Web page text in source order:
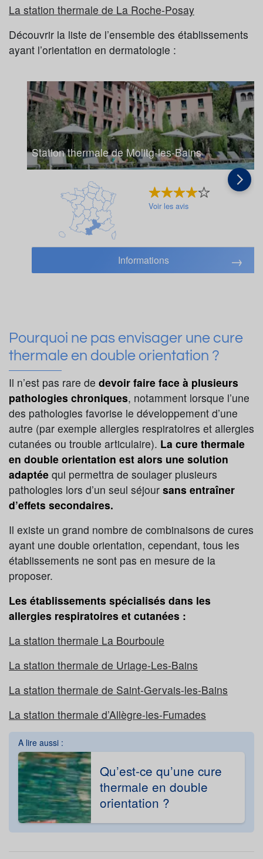
La station thermale de La Roche-Posay
Découvrir la liste de l’ensemble des établissements
ayant l’orientation en dermatologie :
Station thermale de Molitg-les-Bains
Voir les avis
Informations
Pourquoi ne pas envisager une cure
thermale en double orientation ?
Il n’est pas rare de devoir faire face à plusieurs
pathologies chroniques, notamment lorsque l’une
des pathologies favorise le développement d’une
autre (par exemple allergies respiratoires et allergies
cutanées ou trouble articulaire). La cure thermale
en double orientation est alors une solution
adaptée qui permettra de soulager plusieurs
pathologies lors d’un seul séjour sans entraîner
d’effets secondaires.
Il existe un grand nombre de combinaisons de cures
ayant une double orientation, cependant, tous les
établissements ne sont pas en mesure de la
proposer.
Les établissements spécialisés dans les
allergies respiratoires et cutanées :
La station thermale La Bourboule
La station thermale de Uriage-Les-Bains
La station thermale de Saint-Gervais-les-Bains
La station thermale d’Allègre-les-Fumades
A lire aussi :
Qu’est-ce qu’une cure
thermale en double
orientation ?